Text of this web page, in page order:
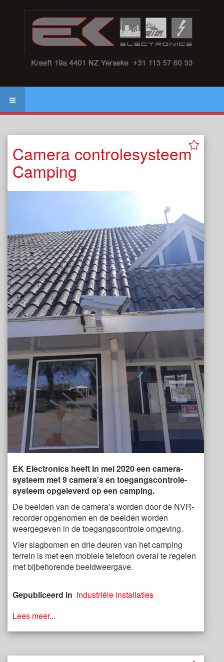
Camera controlesysteem
Camping
EK Electronics heeft in mei 2020 een camera-
systeem met 9 camera’s en toegangscontrole-
systeem opgeleverd op een camping.
De beelden van de camera’s worden door de NVR-
recorder opgenomen en de beelden worden
weergegeven in de toegangscontrole omgeving.
Vier slagbomen en drie deuren van het camping
terrein is met een mobiele telefoon overal te regelen
met bijbehorende beeldweergave.
Gepubliceerd in Industriële installaties
Lees meer...